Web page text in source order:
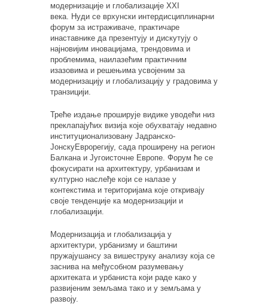
модернизације и глобализације XXI
векa.
Нуди се врхунски интердисциплинарни
форум за истраживаче, практичаре
инаставнике да презентују и дискутују о
најновијим иновацијама, трендовима и
проблемима, наилазећим практичним
изазовима и решењима усвојеним за
модернизацију и глобализацију у градовима у
транзицији.
Треће издање проширује видике уводећи низ
преклапајућих визија које обухватају недавно
институционализовану Јадранско-
ЈонскуЕврорегију, сада проширену на регион
Балкана и Југоисточне Европе. Форум ће се
фокусирати на архитектуру, урбанизам и
културно наслеђе који се налазе у
контекстима и територијама које откривају
своје тенденције ка модернизацији и
глобализацији.
Модернизација и глобализација у
архитектури, урбанизму и баштини
пружајушансу за вишеструку анализу која се
заснива на међусобном разумевању
архитеката и урбаниста који раде како у
развијеним земљама тако и у земљама у
развоју.